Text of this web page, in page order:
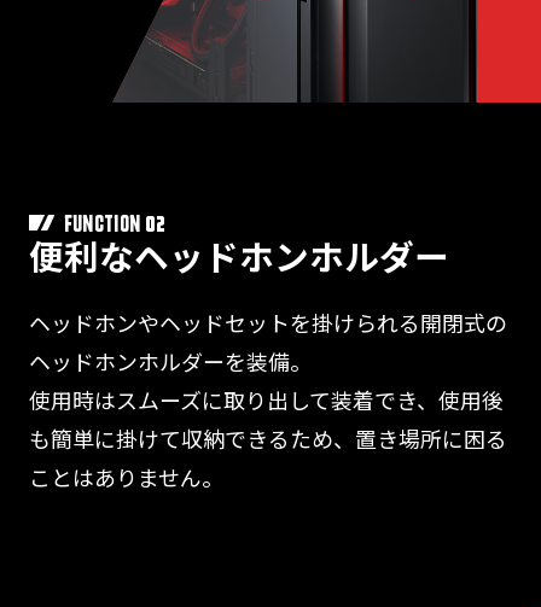
FUNCTION 02
便利なヘッドホンホルダー
ヘッドホンやヘッドセットを掛けられる開閉式の
ヘッドホンホルダーを装備。
使用時はスムーズに取り出して装着でき、使用後
も簡単に掛けて収納できるため、置き場所に困る
ことはありません。